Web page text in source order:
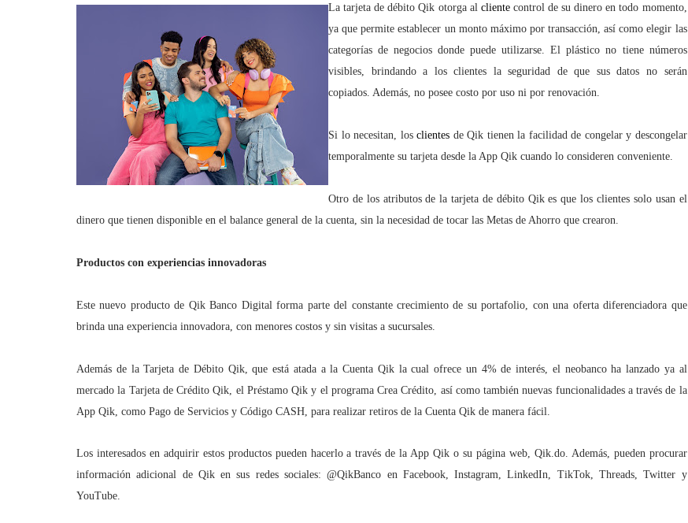
La tarjeta de débito Qik otorga al cliente control de su dinero en todo momento,
ya que permite establecer un monto máximo por transacción, así como elegir las
categorías de negocios donde puede utilizarse. El plástico no tiene números
visibles, brindando a los clientes la seguridad de que sus datos no serán
copiados. Además, no posee costo por uso ni por renovación.
Si lo necesitan, losclientes de Qik tienen la facilidad de congelar y descongelar
temporalmente su tarjeta desde la App Qik cuando lo consideren conveniente.
Otro de los atributos de la tarjeta de débito Qik es que los clientes solo usan el
dinero que tienen disponible en el balance general de la cuenta, sin la necesidad de tocar las Metas de Ahorro que crearon.
Productos con experiencias innovadoras
Este nuevo producto de Qik Banco Digital forma parte del constante crecimiento de su portafolio, con una oferta diferenciadora que
brinda una experiencia innovadora, con menores costos y sin visitas a sucursales.
Además de la Tarjeta de Débito Qik, que está atada a la Cuenta Qik la cual ofrece un 4% de interés, el neobanco ha lanzado ya al
mercadola Tarjeta de Crédito Qik, el Préstamo Qik y el programa Crea Crédito, así como también nuevas funcionalidades a través de la
App Qik, como Pago de Servicios y Código CASH, para realizar retiros de la Cuenta Qik de manera fácil.
Los interesados en adquirir estos productos pueden hacerlo a través de la App Qik o su página web, Qik.do. Además, pueden procurar
información adicional de Qik en sus redes sociales: @QikBanco en Facebook, Instagram, LinkedIn, TikTok, Threads, Twitter y
YouTube.